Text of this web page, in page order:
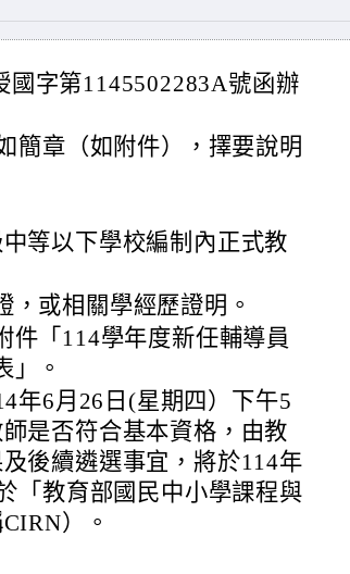
字第1145502283A號函辦
簡章（如附件），擇要說明
等以下學校編制內正式教
，或相關學經歷證明。
件「114學年度新任輔導員
」。
年6月26日(星期四）下午5
是否符合基本資格，由教
後續遴選事宜，將於114年
「教育部國民中小學課程與
）。